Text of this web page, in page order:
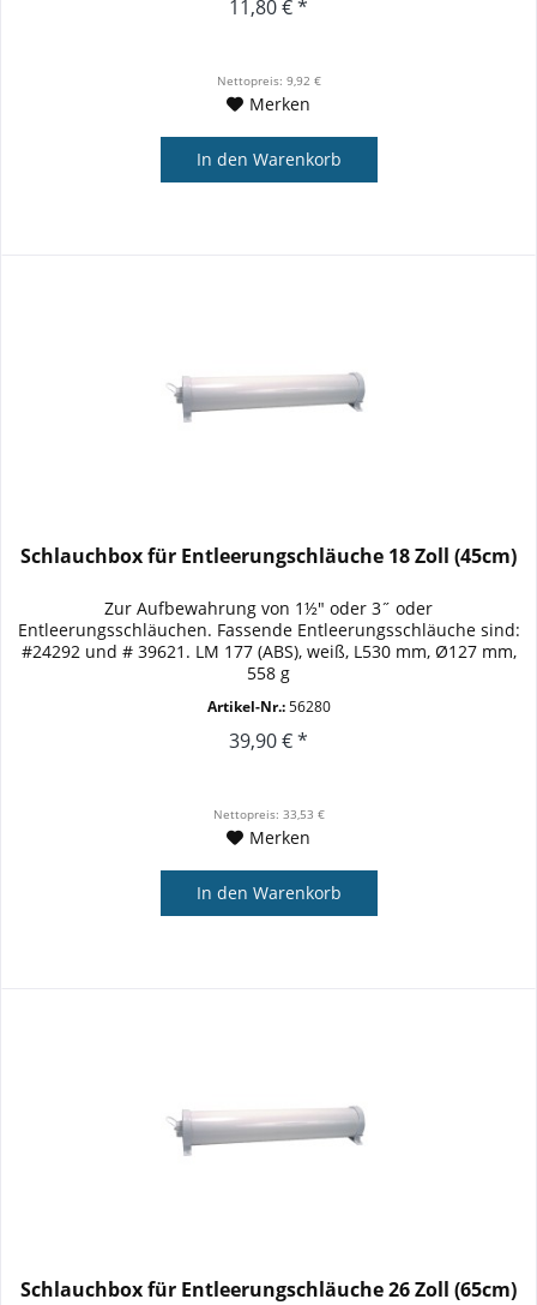
11,80 € *
Nettopreis: 9,92 €
Merken
In den Warenkorb
Schlauchbox für Entleerungschläuche 18 Zoll (45cm)
Zur Aufbewahrung von 1½" oder 3˝ oder
Entleerungsschläuchen. Fassende Entleerungsschläuche sind:
#24292 und # 39621. LM 177 (ABS), weiß, L530 mm, Ø127 mm,
558 g
Artikel-Nr.:56280
39,90 € *
Nettopreis: 33,53 €
Merken
In den Warenkorb
Schlauchbox für Entleerungschläuche 26 Zoll (65cm)